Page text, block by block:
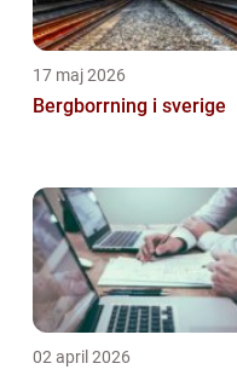
17 maj 2026
Bergborrning i sverige
02 april 2026